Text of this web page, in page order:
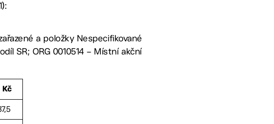
a položky Nespecifikované
SR; ORG 0010514 – Místní akční
Kč